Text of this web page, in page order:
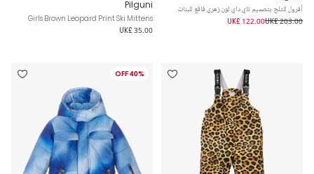
أفرول للثلج بتصميم تاي داي لون زهري فاقع للبنات
UK£ 203.00
UK£ 122.00
Pilguni
Girls Brown Leopard Print Ski Mittens
UK£ 35.00
40% OFF